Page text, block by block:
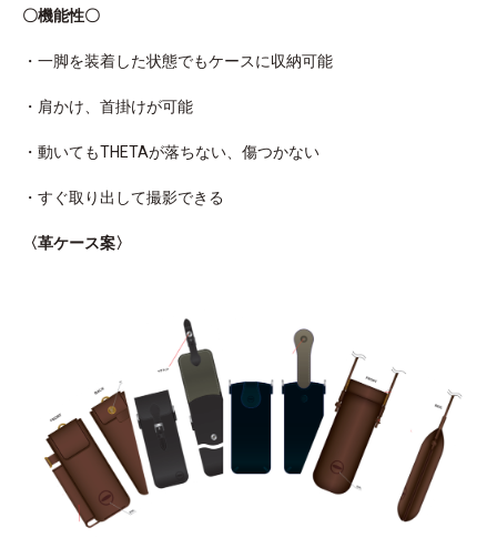
〇機能性〇
・一脚を装着した状態でもケースに収納可能​​
・肩かけ、首掛けが可能​
・動いてもTHETAが落ちない、傷つかない​​
・すぐ取り出して撮影できる​
〈革ケース案〉